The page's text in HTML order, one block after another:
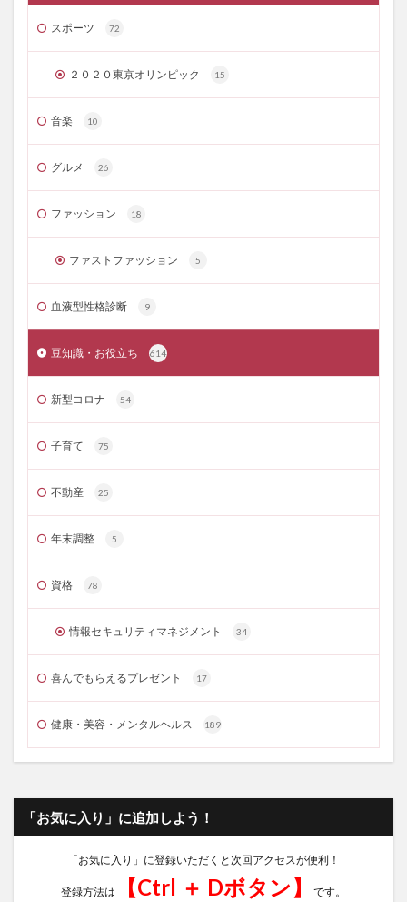
スポーツ 72
２０２０東京オリンピック 15
音楽 10
グルメ 26
ファッション 18
ファストファッション 5
血液型性格診断 9
豆知識・お役立ち 614
新型コロナ 54
子育て 75
不動産 25
年末調整 5
資格 78
情報セキュリティマネジメント 34
喜んでもらえるプレゼント 17
健康・美容・メンタルヘルス 189
「お気に入り」に追加しよう！
「お気に入り」に登録いただくと次回アクセスが便利！
登録方法は 【Ctrl ＋ Dボタン】 です。